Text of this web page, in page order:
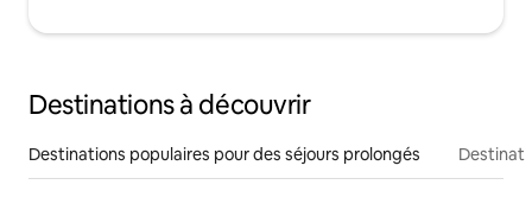
Destinations à découvrir
Destinations populaires pour des séjours prolongés